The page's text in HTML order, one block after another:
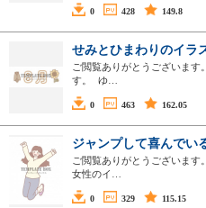
0 428 149.8
せみとひまわりのイラ
ご閲覧ありがとうございま
す。 ゆ…
0 463 162.05
ジャンプして喜んでい
ご閲覧ありがとうございま
女性のイ…
0 329 115.15